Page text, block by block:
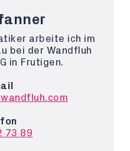
arbeite ich im
bei der Wandfluh
in Frutigen.
73 89